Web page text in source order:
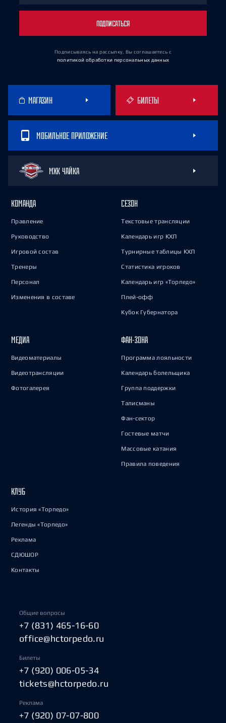
ПОДПИСАТЬСЯ
Подписываясь на рассылку, Вы соглашаетесь с
политикой обработки персональных данных
МАГАЗИН БИЛЕТЫ
МОБИЛЬНОЕ ПРИЛОЖЕНИЕ
МХК ЧАЙКА
КОМАНДА
Правление
Руководство
Игровой состав
Тренеры
Персонал
Изменения в составе
СЕЗОН
Текстовые трансляции
Календарь игр КХЛ
Турнирные таблицы КХЛ
Статистика игроков
Календарь игр «Торпедо»
Плей-офф
Кубок Губернатора
МЕДИА
Видеоматериалы
Видеотрансляции
Фотогалерея
ФАН-ЗОНА
Программа лояльности
Календарь болельщика
Группа поддержки
Талисманы
Фан-сектор
Гостевые матчи
Массовые катания
Правила поведения
КЛУБ
История «Торпедо»
Легенды «Торпедо»
Реклама
СДЮШОР
Контакты
Общие вопросы
+7 (831) 465-16-60
office@hctorpedo.ru
Билеты
+7 (920) 006-05-34
tickets@hctorpedo.ru
Реклама
+7 (920) 07-07-800